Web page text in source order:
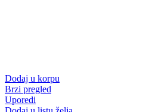
Dodaj u korpu
Brzi pregled
Uporedi